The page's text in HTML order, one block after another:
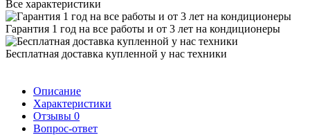
Все характеристики
Гарантия 1 год на все работы и от 3 лет на кондиционеры
Бесплатная доставка купленной у нас техники
Описание
Характеристики
Отзывы 0
Вопрос-ответ